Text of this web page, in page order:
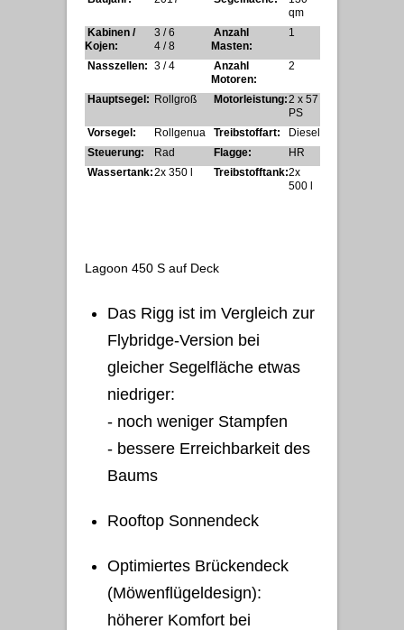
qm
Kabinen /
Kojen:
3 / 6
4 / 8
Anzahl
Masten:
1
Nasszellen: 3 / 4
Anzahl
Motoren:
2
Hauptsegel: Rollgroß Motorleistung:2 x 57
PS
Vorsegel:
Rollgenua Treibstoffart:
Diesel
Steuerung:
Rad Flagge:
HR
Wassertank:2x 350 l Treibstofftank:2x
500 l
Lagoon 450 S auf Deck
Das Rigg ist im Vergleich zur
Flybridge-Version bei
gleicher Segelfläche etwas
niedriger:
- noch weniger Stampfen
- bessere Erreichbarkeit des
Baums
Rooftop Sonnendeck
Optimiertes Brückendeck
(Möwenflügeldesign):
höherer Komfort bei